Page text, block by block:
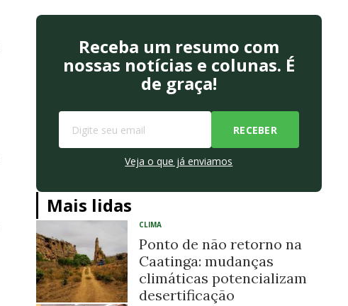
Receba um resumo com
nossas notícias e colunas. É
de graça!
Veja o que já enviamos
Mais lidas
CLIMA
Ponto de não retorno na
Caatinga: mudanças
climáticas potencializam
desertificação